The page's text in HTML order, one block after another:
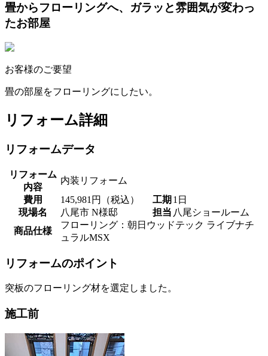
畳からフローリングへ、ガラッと雰囲気が変わっ
たお部屋
お客様のご要望
畳の部屋をフローリングにしたい。
リフォーム詳細
リフォームデータ
リフォーム
内容
内装リフォーム
費用
145,981円（税込） 工期 1日
現場名
八尾市 N様邸 担当 八尾ショールーム
商品仕様
フローリング：朝日ウッドテック ライブナチ
ュラルMSX
リフォームのポイント
突板のフローリング材を選定しました。
施工前